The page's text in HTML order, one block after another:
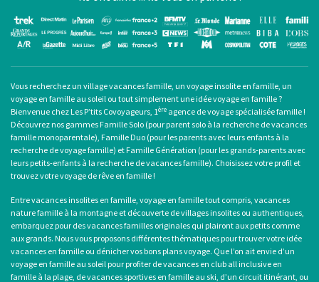
Vous recherchez un village vacances famille, un voyage insolite en famille, un
voyage en famille au soleil ou tout simplement une idée voyage en famille ?
Bienvenue chez Les P’tits Covoyageurs, 1ère agence de voyage spécialisée famille !
Découvrez nos gammes Famille Solo (pour parent solo à la recherche devacances
famille monoparentale), Famille Duo (pour les parents avec leurs enfants à la
recherche de voyage famille) et Famille Génération (pour les grands-parents avec
leurs petits-enfants à la recherche de vacances famille). Choisissez votre profil et
trouvez votre voyage de rêve en famille !
Entrevacances insolites en famille, voyage en famille tout compris, vacances
nature famille à la montagne et découverte de villages insolites ou authentiques,
embarquez pour desvacances familles originales qui plairont aux petits comme
aux grands. Nous vous proposons différentes thématiques pour trouver votre idée
vacances en famille ou dénicher vos bons plans voyage. Que l’on ait envie d’un
voyage en famille au soleil pour profiter devacances en club all inclusive en
famille à la plage, devacances sportives en famille au ski, d’un circuit itinérant, ou